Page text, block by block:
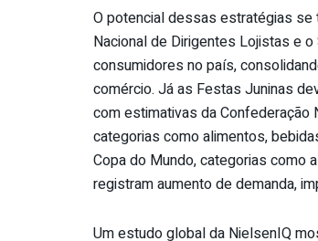
O potencial dessas estratégias se
Nacional de Dirigentes Lojistas e
consumidores no país,
comércio. Já as Festas Juninas
com estimativas da Confederação
categorias como alimentos,
Copa do Mundo, categorias como
registram aumento de demanda,
Um estudo global da NielsenIQ